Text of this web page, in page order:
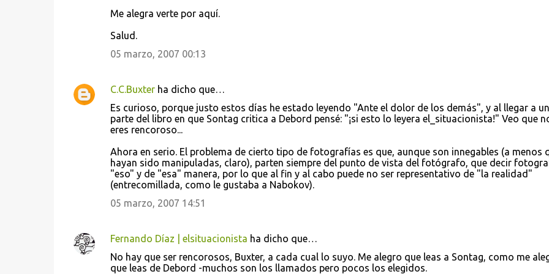
Me alegra verte por aquí.
Salud.
05 marzo, 2007 00:13
C.C.Buxterha dicho que…
Es curioso, porque justo estos días he estado leyendo "Ante el dolor de los demás", y al llegar a
parte del libro en que Sontag critica a Debord pensé: "¡si esto lo leyera el_situacionista!" Veo que
eres rencoroso...
Ahora en serio. El problema de cierto tipo de fotografías es que, aunque son innegables (a menos
hayan sido manipuladas, claro), parten siempre del punto de vista del fotógrafo, que decir
"eso" y de "esa" manera, por lo que al fin y al cabo puede no ser representativo de "la realidad"
(entrecomillada, como le gustaba a Nabokov).
05 marzo, 2007 14:51
Fernando Díaz | elsituacionista ha dicho que…
No hay que ser rencorosos, Buxter, a cada cual lo suyo. Me alegro que leas a Sontag, como me
que leas de Debord -muchos son los llamados pero pocos los elegidos.